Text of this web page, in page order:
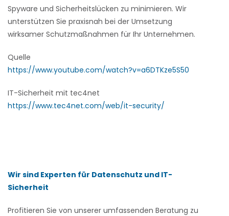
Spyware und Sicherheitslücken zu minimieren. Wir
unterstützen Sie praxisnah bei der Umsetzung
wirksamer Schutzmaßnahmen für Ihr Unternehmen.
Quelle
https://www.youtube.com/watch?v=a6DTKze5S50
IT-Sicherheit mit tec4net
https://www.tec4net.com/web/it-security/
Wir sind Experten für Datenschutz und IT-
Sicherheit
Profitieren Sie von unserer umfassenden Beratung zu